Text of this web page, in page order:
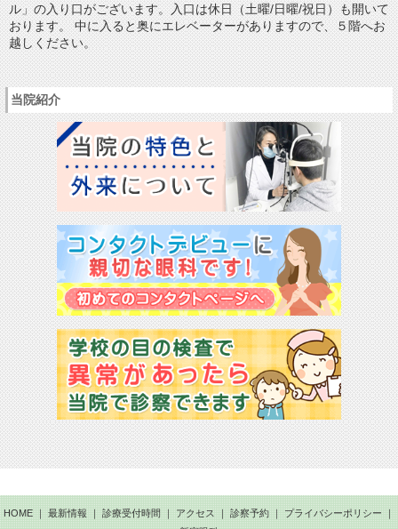
ル」の入り口がございます。入口は休日（土曜/日曜/祝日）も開いて
おります。 中に入ると奥にエレベーターがありますので、５階へお
越しください。
当院紹介
HOME｜最新情報｜診療受付時間｜アクセス｜診察予約｜プライバシーポリシー｜